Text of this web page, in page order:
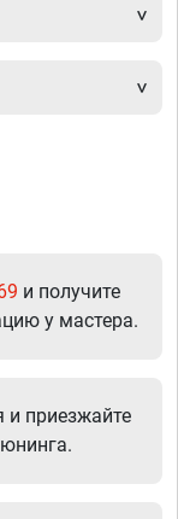
и получите
у мастера.
и приезжайте